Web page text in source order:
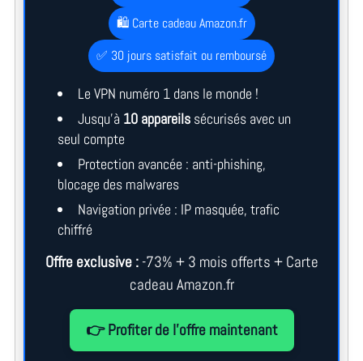
🛍️ Carte cadeau Amazon.fr
✅ 30 jours satisfait ou remboursé
Le VPN numéro 1 dans le monde !
Jusqu’à 10 appareilssécurisés avec un
seul compte
Protection avancée : anti-phishing,
blocage des malwares
Navigation privée : IP masquée, trafic
chiffré
Offre exclusive :-73% + 3 mois offerts + Carte
cadeau Amazon.fr
👉 Profiter de l’offre maintenant